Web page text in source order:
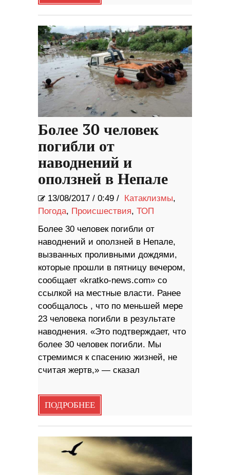
Более 30 человек
погибли от
наводнений и
оползней в Непале
13/08/2017 / 0:49 / Катаклизмы,
Погода, Происшествия, ТОП
Более 30 человек погибли от
наводнений и оползней в Непале,
вызванных проливными дождями,
которые прошли в пятницу вечером,
сообщает «kratko-news.com» со
ссылкой на местные власти. Ранее
сообщалось , что по меньшей мере
23 человека погибли в результате
наводнения. «Это подтверждает, что
более 30 человек погибли. Мы
стремимся к спасению жизней, не
считая жертв,» — сказал
ПОДРОБНЕЕ